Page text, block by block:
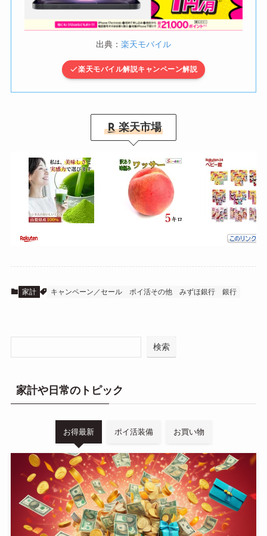
出典： 楽天モバイル
楽天モバイル解説キャンペーン解説
楽天市場
家計 キャンペーン／セール ポイ活その他 みずほ銀行 銀行
検索
家計や日常のトピック
お得最新 ポイ活装備 お買い物